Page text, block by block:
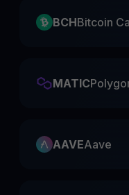
BCHBitcoin
MATIC
AAVEAave